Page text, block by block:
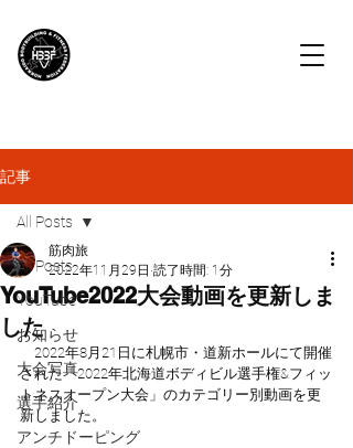
記事
All Posts
YouTube
お知らせ
大会写真
選手紹介
アンチドーピング
All Posts
YouTube2022大会動画を更新しま
した
筋肉旅
2022年11月29日 読了時間: 1分
2022年8月21日に札幌市・道新ホールにて開催
された「2022年北海道ボディビル選手権&フィッ
トネスオープン大会」のカテゴリー別動画を更
新しました。